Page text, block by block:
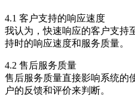
4.1 客户支持的响应速度
我认为，快速响应的客户支持
持时的响应速度和服务质量。
4.2 售后服务质量
售后服务质量直接影响系统的
户的反馈和评价来判断。